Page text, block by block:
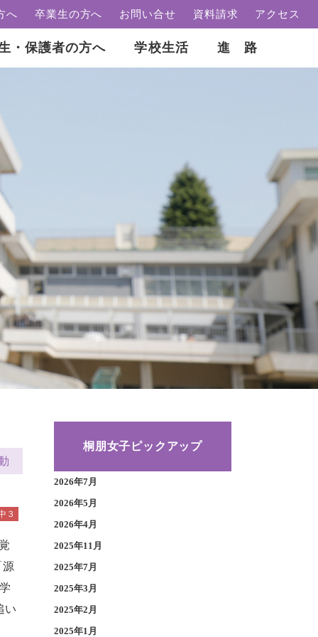
へ 卒業生の方へ お問い合せ 資料請求 アクセス
・保護者の方へ 学校生活 進 路
３
源
い
桐朋女子ピックアップ
2026年7月
2026年5月
2026年4月
2025年11月
2025年7月
2025年3月
2025年2月
2025年1月